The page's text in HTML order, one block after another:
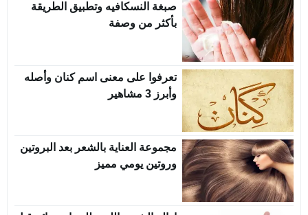
صبغة النسكافيه وتطبيق الطريقة
بأكثر من وصفة
تعرفوا على معنى اسم كنان وأصله
وأبرز 3 مشاهير
مجموعة العناية بالشعر بعد البروتين
وروتين يومي مميز